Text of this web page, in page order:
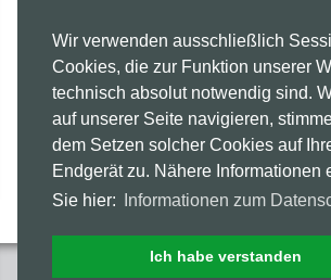
Wir verwenden ausschließlich
Cookies, die zur Funktion unserer
technisch absolut notwendig sind.
auf unserer Seite navigieren,
dem Setzen solcher Cookies auf
Endgerät zu. Nähere Informationen
Sie hier:
Informationen zum
Ich habe verstanden
This new learning space offer is
The canteen on the upper floor
There is no access to the upper
Access to the ground floor from
Student admission and